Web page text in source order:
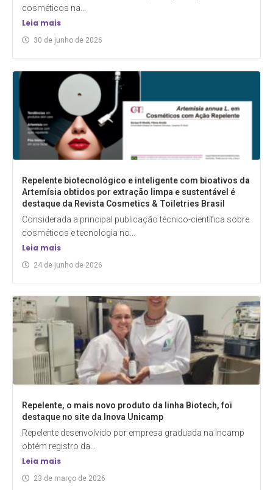
cosméticos na...
Leia mais
30 de junho de 2026
Repelente biotecnológico e inteligente com bioativos da
Artemísia obtidos por extração limpa e sustentável é
destaque da Revista Cosmetics & Toiletries Brasil
Considerada a principal publicação técnico-científica sobre
cosméticos e tecnologia no...
Leia mais
24 de junho de 2026
Repelente, o mais novo produto da linha Biotech, foi
destaque no site da Inova Unicamp
Repelente desenvolvido por empresa graduada na Incamp
obtém registro da...
Leia mais
23 de março de 2026